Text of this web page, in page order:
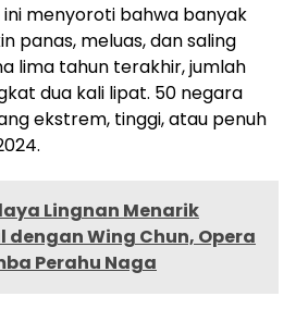
menyoroti bahwa banyak
panas, meluas, dan saling
lima tahun terakhir, jumlah
dua kali lipat. 50 negara
ekstrem, tinggi, atau penuh
Lingnan Menarik
dengan Wing Chun, Opera
Perahu Naga